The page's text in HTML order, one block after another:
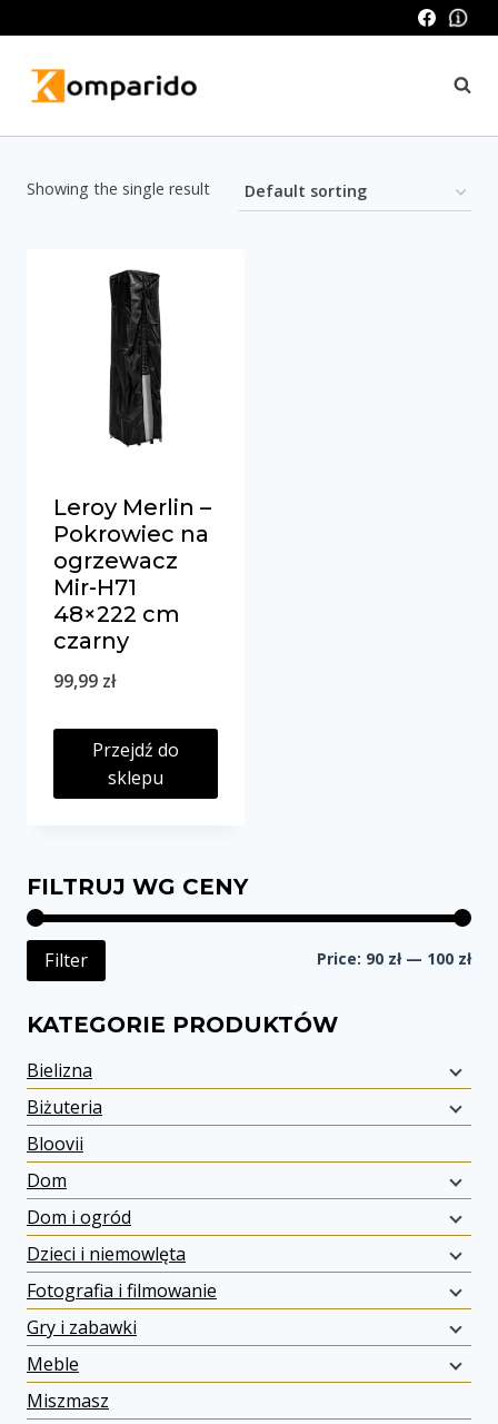
content
Showing the single result
Leroy Merlin –
Pokrowiec na
ogrzewacz
Mir-H71
48×222 cm
czarny
99,99 zł
Przejdź do
sklepu
FILTRUJ WG CENY
Min
Filter Price: 90 zł— 100 zł
KATEGORIE PRODUKTÓW
Bielizna
Biżuteria
Bloovii
Dom
Dom i ogród
Dzieci i niemowlęta
Fotografia i filmowanie
Gry i zabawki
Meble
Miszmasz